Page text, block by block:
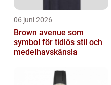
06 juni 2026
Brown avenue som
symbol för tidlös stil och
medelhavskänsla